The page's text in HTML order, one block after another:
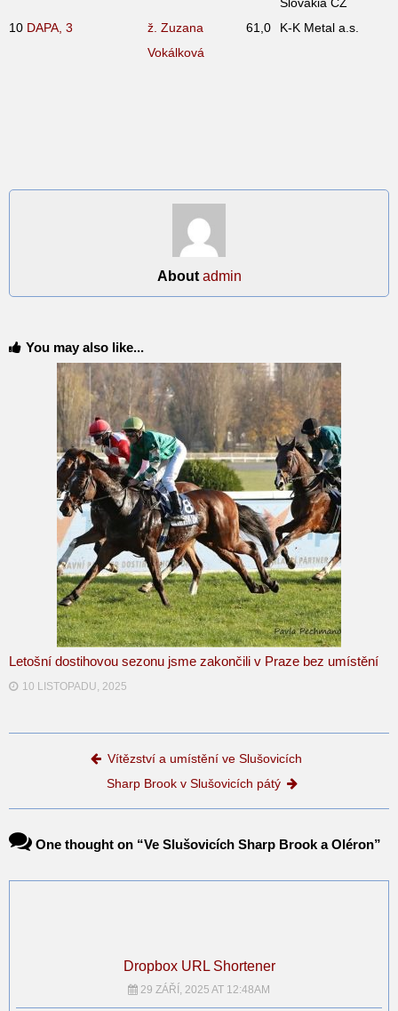
10 DAPA, 3
ž. Zuzana
Vokálková
61,0 K-K Metal a.s.
About admin
You may also like...
Letošní dostihovou sezonu jsme zakončili v Praze bez umístění
10 LISTOPADU, 2025
Post navigation
Vítězství a umístění ve Slušovicích
Sharp Brook v Slušovicích pátý
One thought on “Ve Slušovicích Sharp Brook a Oléron”
Dropbox URL Shortener
29 ZÁŘÍ, 2025 AT 12:48AM